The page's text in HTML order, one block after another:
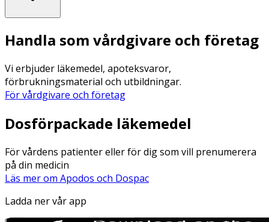
Handla som vårdgivare och företag
Vi erbjuder läkemedel, apoteksvaror,
förbrukningsmaterial och utbildningar.
För vårdgivare och företag
Dosförpackade läkemedel
För vårdens patienter eller för dig som vill prenumerera
på din medicin
Läs mer om Apodos och Dospac
Ladda ner vår app